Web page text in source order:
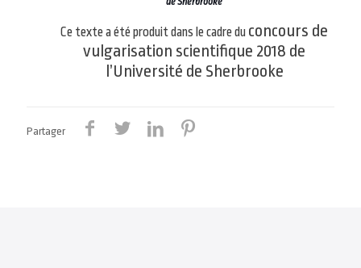
Ce texte a été produit dans le cadre du concours de
vulgarisation scientifique 2018 de
l’Université de Sherbrooke
Partager